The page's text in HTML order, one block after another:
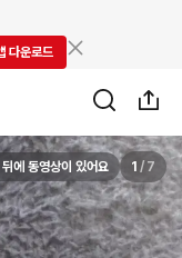
다운로드
뒤에 동영상이 있어요 1 / 7